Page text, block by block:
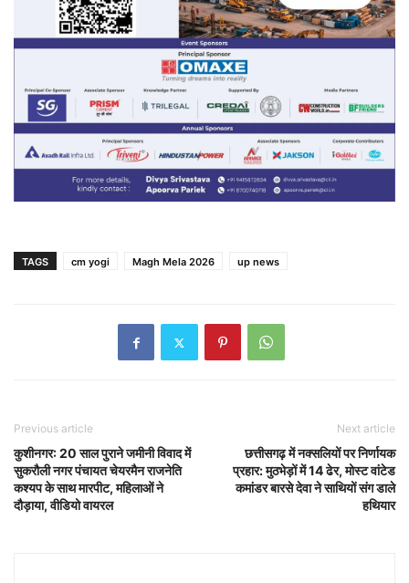
TAGS cm yogi Magh Mela 2026 up news
Previous article
कुशीनगर: 20 साल पुराने जमीनी विवाद में
सुकरौली नगर पंचायत चेयरमैन राजनेति
कश्यप के साथ मारपीट, महिलाओं ने
दौड़ाया, वीडियो वायरल
Next article
छत्तीसगढ़ में नक्सलियों पर निर्णायक
प्रहार: मुठभेड़ों में 14 ढेर, मोस्ट वांटेड
कमांडर बारसे देवा ने साथियों संग डाले
हथियार